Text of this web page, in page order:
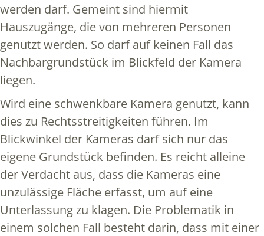
werden darf. Gemeint sind hiermit
Hauszugänge, die von mehreren Personen
genutzt werden. So darf auf keinen Fall das
Nachbargrundstück im Blickfeld der Kamera
liegen.
Wird eine schwenkbare Kamera genutzt, kann
dies zu Rechtsstreitigkeiten führen. Im
Blickwinkel der Kameras darf sich nur das
eigene Grundstück befinden. Es reicht alleine
der Verdacht aus, dass die Kameras eine
unzulässige Fläche erfasst, um auf eine
Unterlassung zu klagen. Die Problematik in
einem solchen Fall besteht darin, dass mit einer